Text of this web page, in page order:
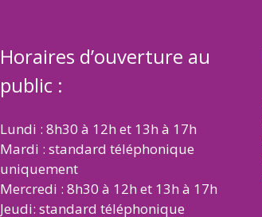
Horaires d’ouverture au
public :
Lundi : 8h30 à 12h et 13h à 17h
Mardi : standard téléphonique
uniquement
Mercredi : 8h30 à 12h et 13h à 17h
Jeudi: standard téléphonique